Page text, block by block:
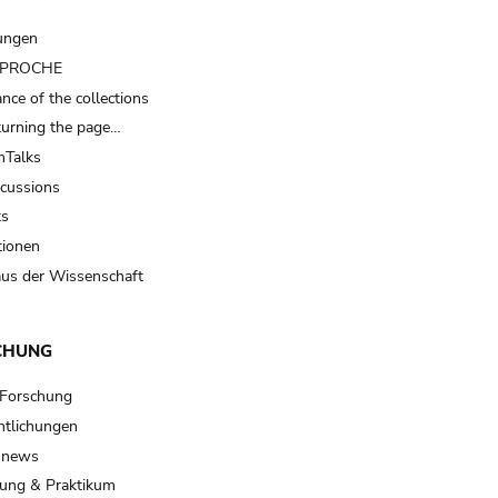
of the collections
the page…
der Wissenschaft
& Praktikum